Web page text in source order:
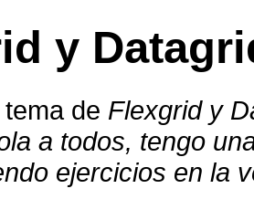
y
de Flexgrid y
a todos, tengo
ejercicios en la